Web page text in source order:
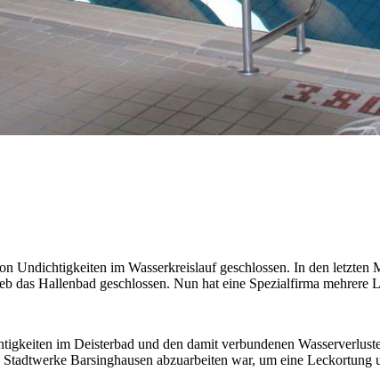
Undichtigkeiten im Wasserkreislauf geschlossen. In den
das Hallenbad geschlossen. Nun hat eine Spezialfirma mehrere
im Deisterbad und den damit verbundenen
Barsinghausen abzuarbeiten war, um eine